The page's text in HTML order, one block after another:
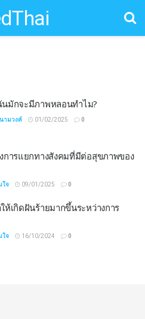
มักจะมีภาพหลอนทำไม?
ามวงค์ 01/02/2025 0
การแยกทางสังคมที่มีต่อสุขภาพของ
ใจ 09/01/2025 0
ห้เกิดฝันร้ายมากขึ้นระหว่างการ
ใจ 16/10/2024 0